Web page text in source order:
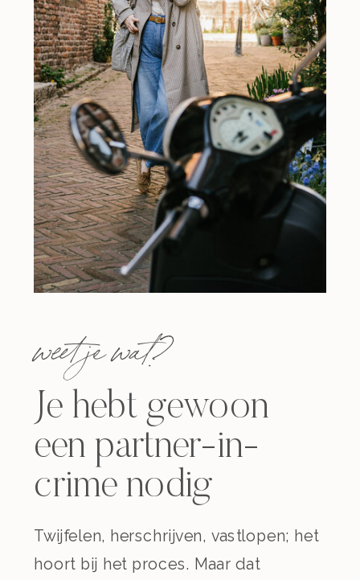
weet je wat?
Je hebt gewoon
een partner-in-
crime nodig
Twijfelen, herschrijven, vastlopen; het
hoort bij het proces. Maar dat